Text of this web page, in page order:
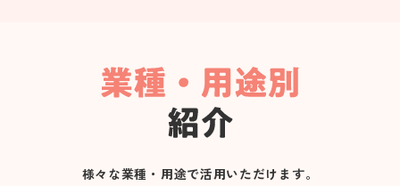
様々な業種・用途で活用いただけます。